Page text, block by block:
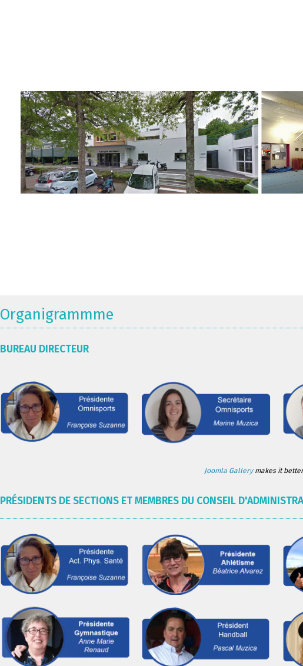
Organigrammme
BUREAU DIRECTEUR
Joomla Gallerymakes it
PRÉSIDENTS DE SECTIONS ET MEMBRES DU CONSEIL